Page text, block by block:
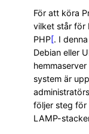
För att köra
vilket står för
PHP[. I
Debian eller
system är
följer steg för
LAMP-